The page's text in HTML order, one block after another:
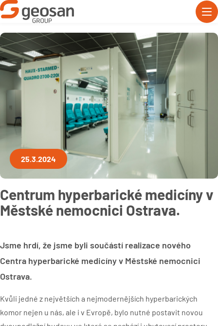
25.3.2024
Centrum hyperbarické medicíny v
Městské nemocnici Ostrava.
Jsme hrdí, že jsme byli součástí realizace nového
Centra hyperbarické medicíny v Městské nemocnici
Ostrava.
Kvůli jedné z největších a nejmodernějších hyperbarických
komor nejen u nás, ale i v Evropě, bylo nutné postavit novou